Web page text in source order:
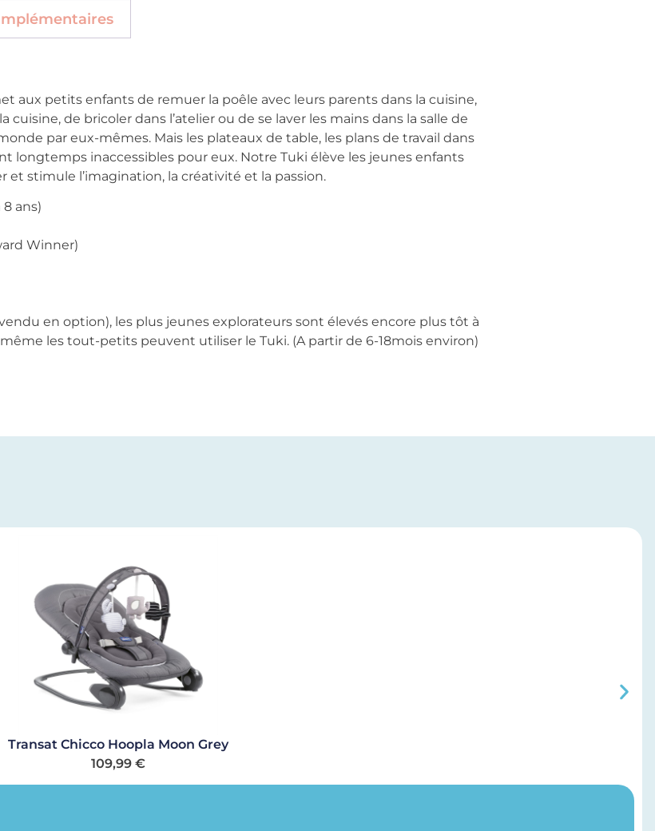
aux petits enfants de remuer la poêle avec leurs parents dans la cuisine,
de bricoler dans l’atelier ou de se laver les mains dans la salle de
par eux-mêmes. Mais les plateaux de table, les plans de travail dans
longtemps inaccessibles pour eux. Notre Tuki élève les jeunes enfants
et stimule l’imagination, la créativité et la passion.
ans)
Winner)
en option), les plus jeunes explorateurs sont élevés encore plus tôt à
les tout-petits peuvent utiliser le Tuki. (A partir de 6-18mois environ)
Transat Chicco Hoopla Moon Grey
109,99 €